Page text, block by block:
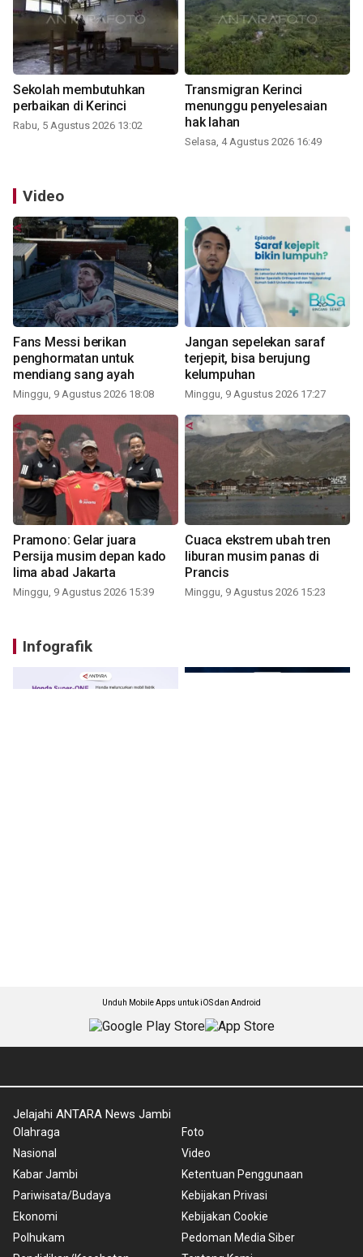
Sekolah membutuhkan
perbaikan di Kerinci
Rabu, 5 Agustus 2026 13:02
Transmigran Kerinci
menunggu penyelesaian
hak lahan
Selasa, 4 Agustus 2026 16:49
Video
Fans Messi berikan
penghormatan untuk
mendiang sang ayah
Minggu, 9 Agustus 2026 18:08
Jangan sepelekan saraf
terjepit, bisa berujung
kelumpuhan
Minggu, 9 Agustus 2026 17:27
Pramono: Gelar juara
Persija musim depan kado
lima abad Jakarta
Minggu, 9 Agustus 2026 15:39
Cuaca ekstrem ubah tren
liburan musim panas di
Prancis
Minggu, 9 Agustus 2026 15:23
Infografik
Unduh Mobile Apps untuk iOS dan Android
Jelajahi ANTARA News Jambi
Olahraga
Nasional
Kabar Jambi
Pariwisata/Budaya
Ekonomi
Polhukam
Foto
Video
Ketentuan Penggunaan
Kebijakan Privasi
Kebijakan Cookie
Pedoman Media Siber